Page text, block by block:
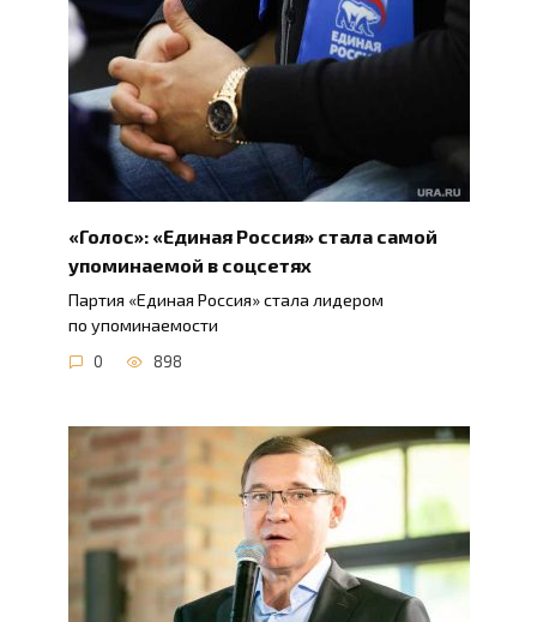
«Голос»: «Единая Россия» стала самой
упоминаемой в соцсетях
Партия «Единая Россия» стала лидером
по упоминаемости
0 898